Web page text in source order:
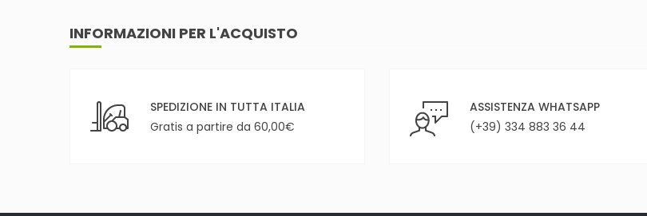
INFORMAZIONI PER L'ACQUISTO
SPEDIZIONE IN TUTTA ITALIA
Gratis a partire da 60,00€
ASSISTENZA WHATSAPP
(+39) 334 883 36 44